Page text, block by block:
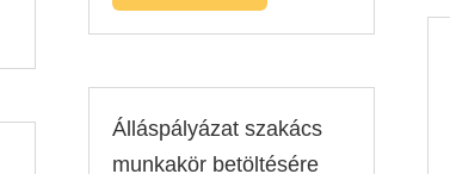
Álláspályázat szakács
munkakör betöltésére